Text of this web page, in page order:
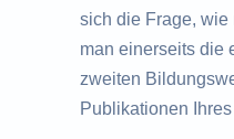
sich die Frage, wie
man einerseits die
zweiten
Publikationen